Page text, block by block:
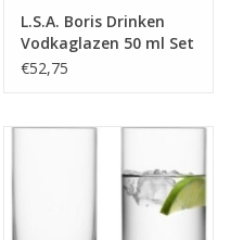
L.S.A. Boris Drinken
Vodkaglazen 50 ml Set
van 2 Stuks
€52,75